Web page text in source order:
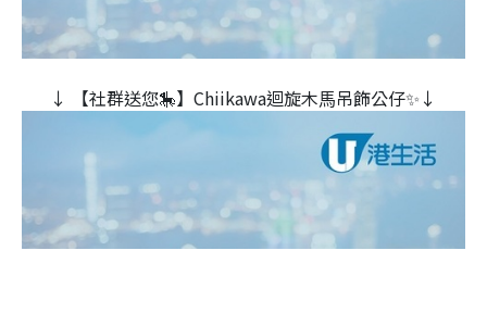
↓ 【社群送您🎠】Chiikawa迴旋木⾺吊飾公仔✨↓